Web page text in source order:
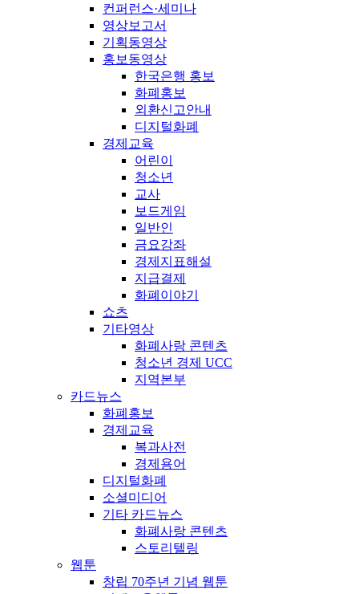
컨퍼런스·세미나
영상보고서
기획동영상
홍보동영상
한국은행 홍보
화폐홍보
외환신고안내
디지털화폐
경제교육
어린이
청소년
교사
보드게임
일반인
금요강좌
경제지표해설
지급결제
화폐이야기
쇼츠
기타영상
화폐사랑 콘텐츠
청소년 경제 UCC
지역본부
카드뉴스
화폐홍보
경제교육
복과사전
경제용어
디지털화폐
소셜미디어
기타 카드뉴스
화폐사랑 콘텐츠
스토리텔링
웹툰
창립 70주년 기념 웹툰